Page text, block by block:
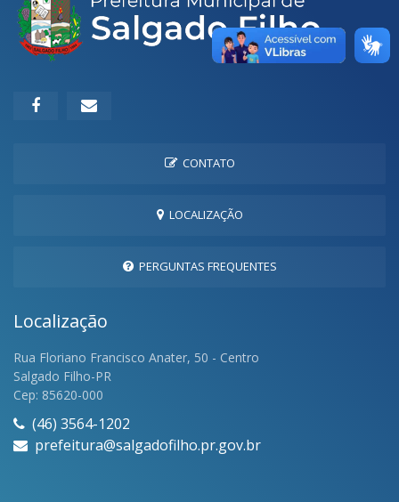
CONTATO
LOCALIZAÇÃO
PERGUNTAS FREQUENTES
Localização
Rua Floriano Francisco Anater, 50 - Centro
Salgado Filho-PR
Cep: 85620-000
(46) 3564-1202
prefeitura@salgadofilho.pr.gov.br